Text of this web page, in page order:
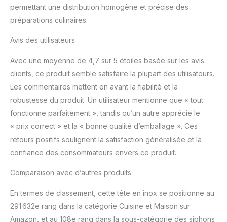
permettant une distribution homogène et précise des
préparations culinaires.
Avis des utilisateurs
Avec une moyenne de 4,7 sur 5 étoiles basée sur les avis
clients, ce produit semble satisfaire la plupart des utilisateurs.
Les commentaires mettent en avant la fiabilité et la
robustesse du produit. Un utilisateur mentionne que « tout
fonctionne parfaitement », tandis qu’un autre apprécie le
« prix correct » et la « bonne qualité d’emballage ». Ces
retours positifs soulignent la satisfaction généralisée et la
confiance des consommateurs envers ce produit.
Comparaison avec d’autres produits
En termes de classement, cette tête en inox se positionne au
291 632e rang dans la catégorie Cuisine et Maison sur
Amazon, et au 108e rang dans la sous-catégorie des siphons